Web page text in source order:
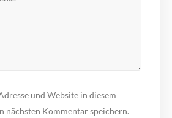
und Website in diesem
nächsten Kommentar speichern.